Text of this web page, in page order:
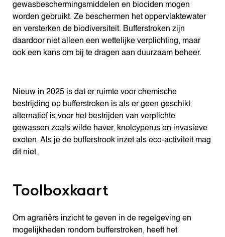
gewasbeschermingsmiddelen en biociden mogen
worden gebruikt. Ze beschermen het oppervlaktewater
en versterken de biodiversiteit. Bufferstroken zijn
daardoor niet alleen een wettelijke verplichting, maar
ook een kans om bij te dragen aan duurzaam beheer.
Nieuw in 2025 is dat er ruimte voor chemische
bestrijding op bufferstroken is als er geen geschikt
alternatief is voor het bestrijden van verplichte
gewassen zoals wilde haver, knolcyperus en invasieve
exoten. Als je de bufferstrook inzet als eco-activiteit mag
dit niet.
Toolboxkaart
Om agrariërs inzicht te geven in de regelgeving en
mogelijkheden rondom bufferstroken, heeft het